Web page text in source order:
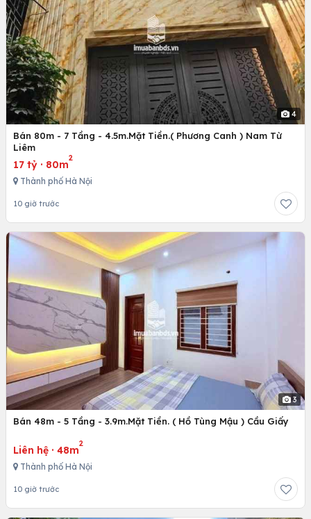
4
Bán 80m - 7 Tầng - 4.5m.Mặt Tiền.( Phương Canh ) Nam Từ
Liêm
17 tỷ · 80m
2
Thành phố Hà Nội
10 giờ trước
3
Bán 48m - 5 Tầng - 3.9m.Mặt Tiền. ( Hồ Tùng Mậu ) Cầu Giấy
Liên hệ · 48m
2
Thành phố Hà Nội
10 giờ trước